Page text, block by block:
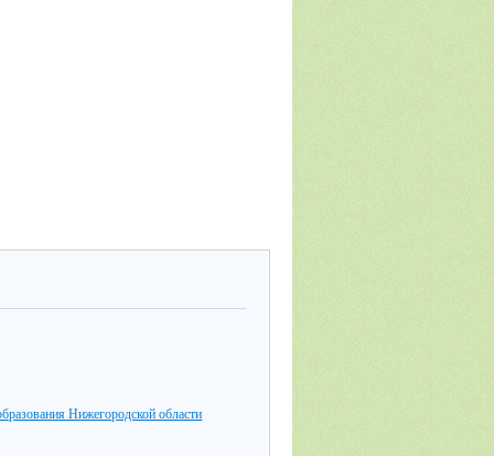
Нижегородской области